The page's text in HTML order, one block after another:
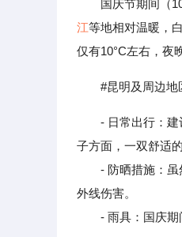
国庆节期间（
江等地相对温暖，
仅有10°C左右，夜
#昆明及周边地
- 日常出行：
子方面，一双舒适
- 防晒措施：虽然
外线伤害。
- 雨具：国庆期间